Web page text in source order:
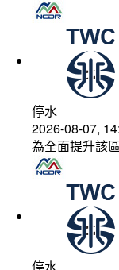
停水
2026-08-07,
為全面提升該